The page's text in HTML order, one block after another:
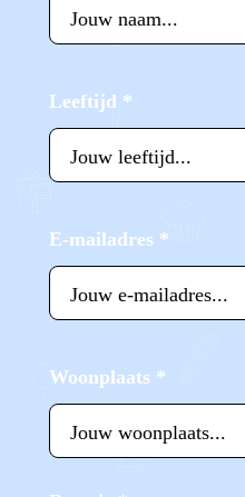
Leeftijd *
E-mailadres *
Woonplaats *